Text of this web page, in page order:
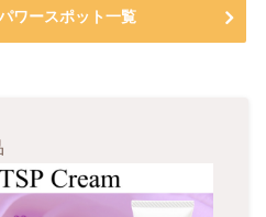
ワースポット一覧